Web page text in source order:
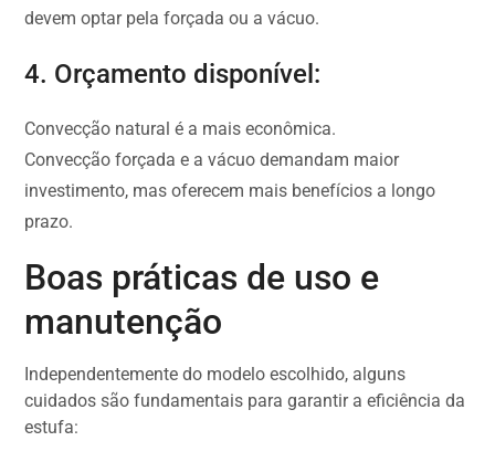
devem optar pela forçada ou a vácuo.
4. Orçamento disponível:
Convecção natural é a mais econômica.
Convecção forçada e a vácuo demandam maior
investimento, mas oferecem mais benefícios a longo
prazo.
Boas práticas de uso e
manutenção
Independentemente do modelo escolhido, alguns
cuidados são fundamentais para garantir a eficiência da
estufa: